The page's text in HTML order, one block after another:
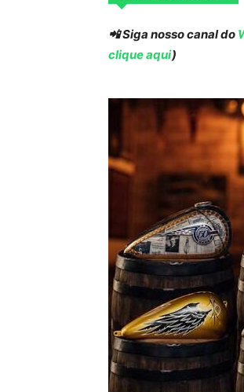
📲 Siga nosso canal do
clique aqui)